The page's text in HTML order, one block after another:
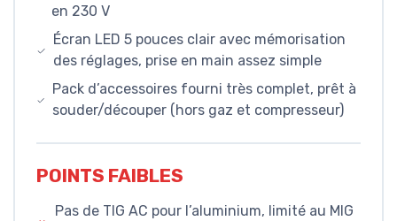
en 230 V
Écran LED 5 pouces clair avec mémorisation
des réglages, prise en main assez simple
Pack d’accessoires fourni très complet, prêt à
souder/découper (hors gaz et compresseur)
POINTS FAIBLES
Pas de TIG AC pour l’aluminium, limité au MIG